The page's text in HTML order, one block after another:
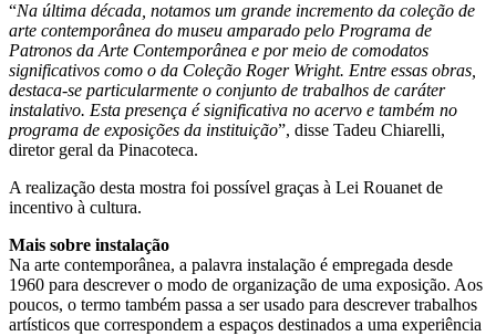
“Na última década, notamos um grande incremento da coleção de
arte contemporânea do museu amparado pelo Programa de
Patronos da Arte Contemporânea e por meio de comodatos
significativos como o da Coleção Roger Wright. Entre essas obras,
destaca-se particularmente o conjunto de trabalhos de caráter
instalativo. Esta presença é significativa no acervo e também no
programa de exposições da instituição”, disse Tadeu Chiarelli,
diretor geral da Pinacoteca.
A realização desta mostra foi possível graças à Lei Rouanet de
incentivo à cultura.
Mais sobre instalação
Na arte contemporânea, a palavra instalação é empregada desde
1960 para descrever o modo de organização de uma exposição. Aos
poucos, o termo também passa a ser usado para descrever trabalhos
artísticos que correspondem a espaços destinados a uma experiência